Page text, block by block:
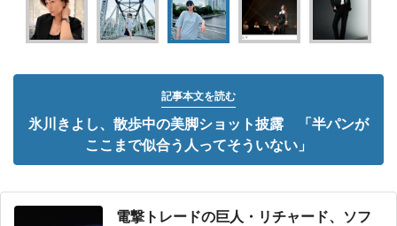
記事本文を読む
氷川きよし、散歩中の美脚ショット披露 「半パンが
ここまで似合う人ってそういない」
電撃トレードの巨人・リチャード、ソフ